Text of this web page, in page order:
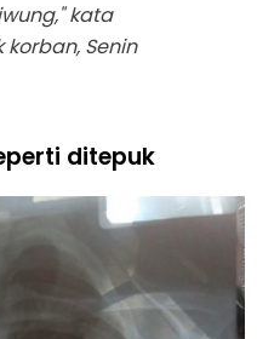
kata
korban, Senin
ditepuk